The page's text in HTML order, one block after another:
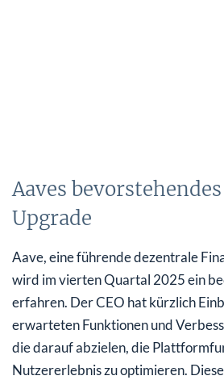
Aaves
Upgrade
Aave, eine führende dezentrale
wird im vierten Quartal 2025 ein
erfahren. Der CEO hat kürzlich
erwarteten Funktionen und
die darauf abzielen, die
Nutzererlebnis zu optimieren.